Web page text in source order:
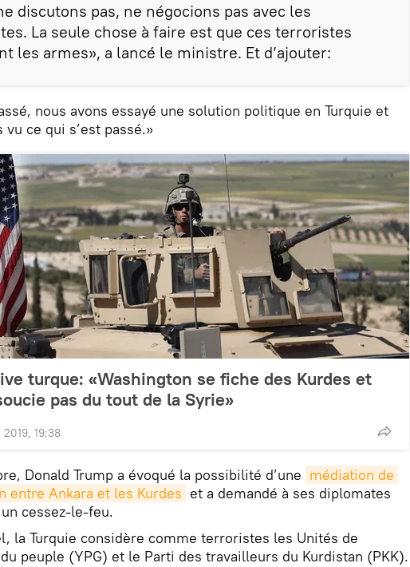
discutons pas, ne négocions pas avec les
La seule chose à faire est que ces terroristes
les armes», a lancé le ministre. Et d’ajouter:
nous avons essayé une solution politique en Turquie et
vu ce qui s’est passé.»
turque: «Washington se fiche des Kurdes et
pas du tout de la Syrie»
19:38
Donald Trump a évoqué la possibilité d’une médiation de
entre Ankara et les Kurdes et a demandé à ses diplomates
cessez-le-feu.
la Turquie considère comme terroristes les Unités de
peuple (YPG) et le Parti des travailleurs du Kurdistan (PKK).